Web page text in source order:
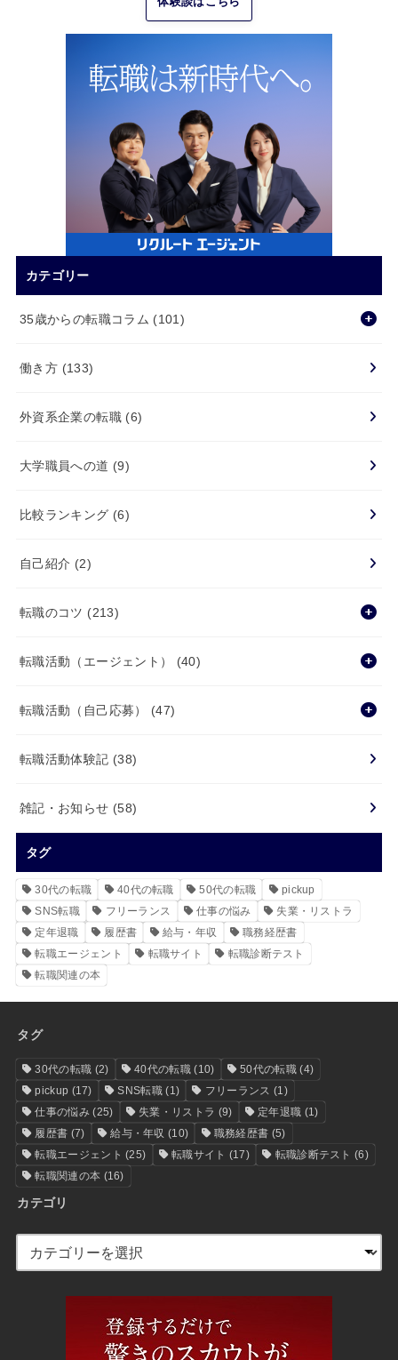
カテゴリー
35歳からの転職コラム (101)
働き方 (133)
外資系企業の転職 (6)
大学職員への道 (9)
比較ランキング (6)
自己紹介 (2)
転職のコツ (213)
転職活動（エージェント） (40)
転職活動（自己応募） (47)
転職活動体験記 (38)
雑記・お知らせ (58)
タグ
30代の転職 40代の転職 50代の転職
pickup
SNS転職
フリーランス 仕事の悩み
失業・リストラ
定年退職
履歴書 給与・年収
職務経歴書
転職エージェント
転職サイト
転職診断テスト
転職関連の本
タグ
30代の転職 (2) 40代の転職 (10) 50代の転職 (4)
pickup (17) SNS転職 (1) フリーランス (1)
仕事の悩み(25) 失業・リストラ (9) 定年退職 (1)
履歴書 (7) 給与・年収 (10) 職務経歴書 (5)
転職エージェント (25) 転職サイト (17) 転職診断テスト (6)
転職関連の本 (16)
カテゴリ